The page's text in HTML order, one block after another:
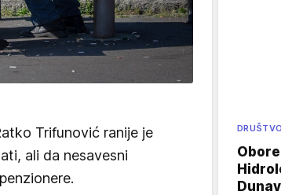
Trifunović ranije je
ali da nesavesni
DRUŠTVO